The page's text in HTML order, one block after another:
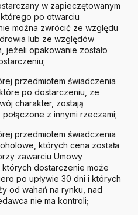
w zapieczętowanym
po otwarciu
można zwrócić ze względu
lub ze względów
jeżeli opakowanie zostało
przedmiotem świadczenia
po dostarczeniu, ze
charakter, zostają
połączone z innymi rzeczami;
przedmiotem świadczenia
których cena została
zawarciu Umowy
dostarczenie może
po upływie 30 dni i których
od wahań na rynku, nad
nie ma kontroli;